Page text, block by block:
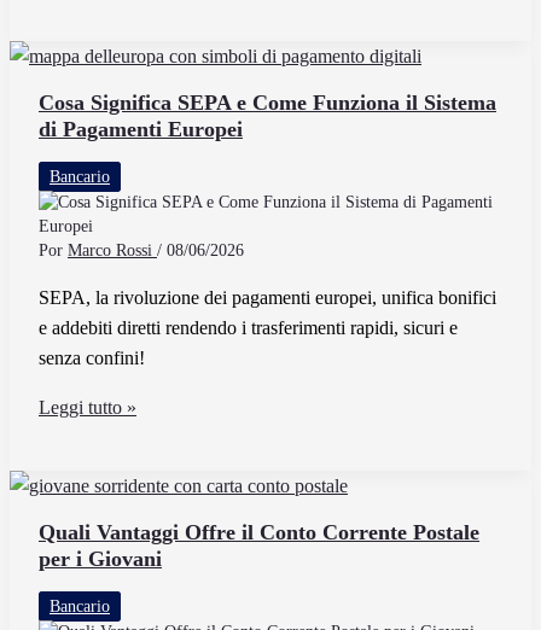
Fineco
Se
Non
Sono
Cliente
Cosa Significa SEPA e Come Funziona il Sistema
di Pagamenti Europei
Bancario
Por Marco Rossi / 08/06/2026
SEPA, la rivoluzione dei pagamenti europei, unifica bonifici
e addebiti diretti rendendo i trasferimenti rapidi, sicuri e
senza confini!
Cosa
e
Come
Funziona
il
Sistema
Leggi tutto »
Quali Vantaggi Offre il Conto Corrente Postale
per i Giovani
Bancario